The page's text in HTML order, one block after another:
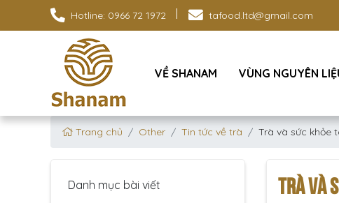
Hotline: 0966 72 1972 tafood.ltd@gmail.com
VỀ SHANAM VÙNG NGUYÊN
Trang chủ Other Tin tức về trà Trà và sức khỏe
TRÀ VÀ
Danh mục bài viết